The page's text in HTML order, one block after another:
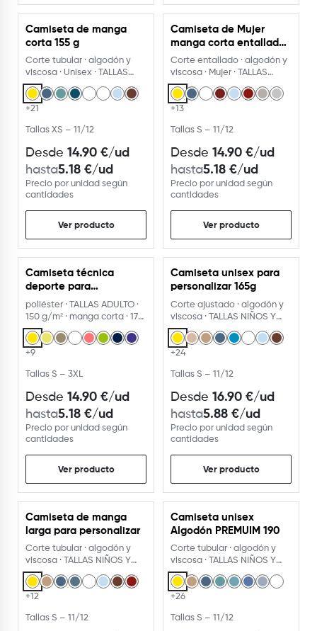
USA EL PERSONALIZADOR
Camiseta de manga
corta 155 g
Corte tubular · algodón y
viscosa · Unisex · TALLAS
NIÑOS Y ADULTO
+21
Tallas XS – 11/12
Desde 14.90 €/ud
hasta5.18 €/ud
Precio por unidad según
cantidades
Ver producto
USA EL PERSONALIZADOR
Camiseta de Mujer
manga corta entallada
155G
Corte entallado · algodón y
viscosa · Mujer · TALLAS
NIÑOS Y ADULTO
+13
Tallas S – 11/12
Desde 14.90 €/ud
hasta5.18 €/ud
Precio por unidad según
cantidades
Ver producto
USA EL PERSONALIZADOR
Camiseta técnica
deporte para
personalizar
poliéster · TALLAS ADULTO ·
150 g/m² · manga corta · 17
colores
+9
Tallas S – 3XL
Desde 14.90 €/ud
hasta5.18 €/ud
Precio por unidad según
cantidades
Ver producto
USA EL PERSONALIZADOR
Camiseta unisex para
personalizar 165g
Corte ajustado · algodón y
viscosa · TALLAS NIÑOS Y
ADULTO · camiseta
+24
Tallas S – 11/12
Desde 16.90 €/ud
hasta5.88 €/ud
Precio por unidad según
cantidades
Ver producto
USA EL PERSONALIZADOR
Camiseta de manga
larga para personalizar
Corte tubular · algodón y
viscosa · TALLAS NIÑOS Y
ADULTO · camiseta
+12
Tallas S – 11/12
USA EL PERSONALIZADOR
Camiseta unisex
Algodón PREMUIM 190
Corte tubular · algodón y
viscosa · TALLAS NIÑOS Y
ADULTO · camiseta
+26
Tallas S – 11/12